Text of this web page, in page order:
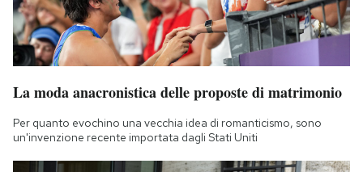
La moda anacronistica delle proposte di matrimonio
Per quanto evochino una vecchia idea di romanticismo, sono
un'invenzione recente importata dagli Stati Uniti